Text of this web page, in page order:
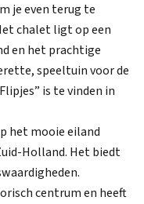
je even terug te
chalet ligt op een
en het prachtige
speeltuin voor de
is te vinden in
het mooie eiland
Holland. Het biedt
centrum en heeft